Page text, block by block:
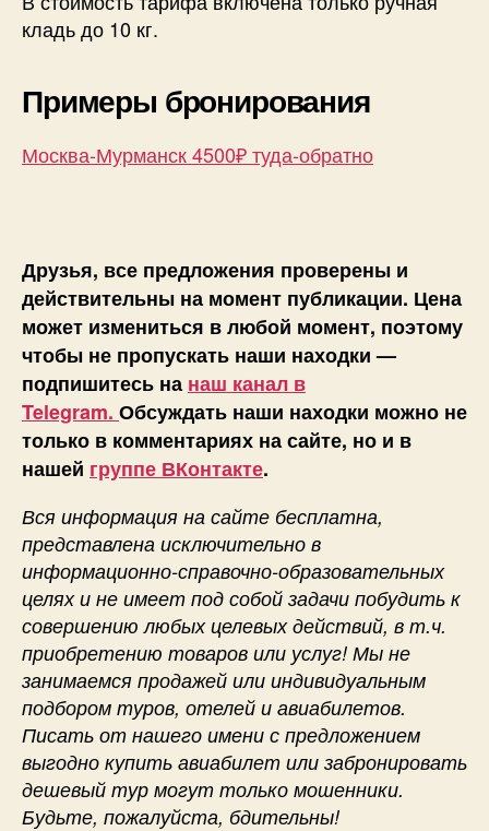
кладь до 10 кг.
Примеры бронирования
Москва-Мурманск 4500₽ туда-обратно
Друзья, все предложения проверены и
действительны на момент публикации. Цена
может измениться в любой момент, поэтому
чтобы не пропускать наши находки —
подпишитесь на наш канал в
Telegram. Обсуждать наши находки можно не
только в комментариях на сайте, но и в
нашей группе ВКонтакте.
Вся информация на сайте бесплатна,
представлена исключительно в
информационно-справочно-образовательных
целях и не имеет под собой задачи побудить к
совершению любых целевых действий, в т.ч.
приобретению товаров или услуг! Мы не
занимаемся продажей или индивидуальным
подбором туров, отелей и авиабилетов.
Писать от нашего имени с предложением
выгодно купить авиабилет или забронировать
дешевый тур могут только мошенники.
Будьте, пожалуйста, бдительны!